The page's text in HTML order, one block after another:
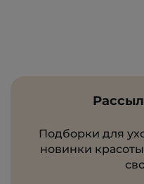
Подборки для
новинки